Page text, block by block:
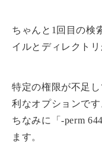
ちゃんと1回目の検
イルとディレクトリ
特定の権限が不足
利なオプションです
ちなみに「-perm
ます。